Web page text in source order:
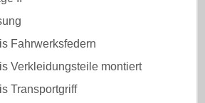
Fahrwerksfedern
Verkleidungsteile montiert
Transportgriff